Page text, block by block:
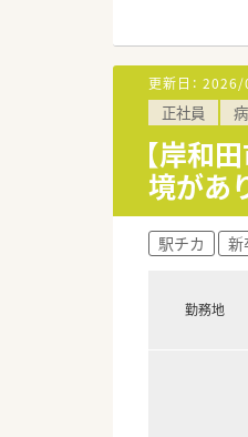
更新日：
正社員
【岸和
境があ
駅チカ 新
勤務地